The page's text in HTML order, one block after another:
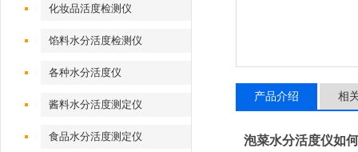
化妆品活度检测仪
馅料水分活度检测仪
各种水分活度仪
酱料水分活度测定仪
食品水分活度测定仪
产品介绍 相
泡菜水分活度仪如